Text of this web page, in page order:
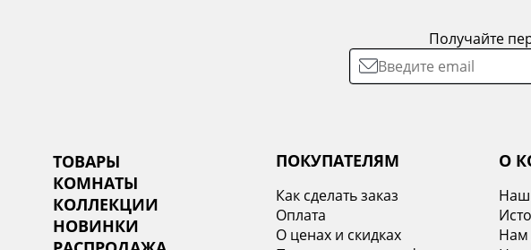
Получайте
ТОВАРЫ
КОМНАТЫ
КОЛЛЕКЦИИ
НОВИНКИ
ПОКУПАТЕЛЯМ
Как сделать заказ
Оплата
О ценах и скидках
О
Нам